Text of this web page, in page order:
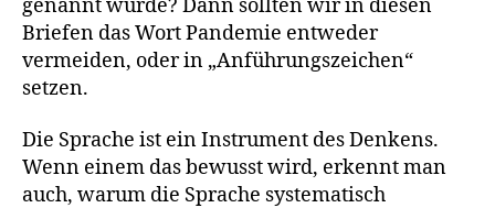
genannt wurde? Dann sollten wir in diesen
Briefen das Wort Pandemie entweder
vermeiden, oder in „Anführungszeichen“
setzen.
Die Sprache ist ein Instrument des Denkens.
Wenn einem das bewusst wird, erkennt man
auch, warum die Sprache systematisch